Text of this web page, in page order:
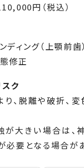
円（税込）
ディング（上顎前歯）
修正
ク
、脱離や破折、
が大きい場合は、
必要となる場合が